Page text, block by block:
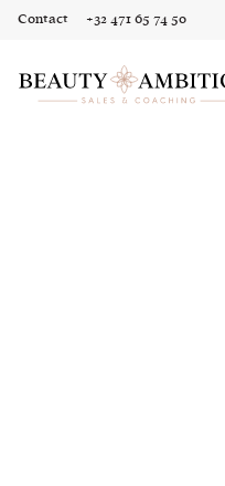
Contact +32 471 65 74 50